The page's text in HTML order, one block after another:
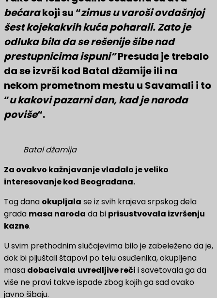
bećarakoji su “zimus u varoši ovdašnjoj
šest kojekakvih kuća poharali. Zato je
odluka bila da se rešenije šibe nad
prestupnicima ispuni”Presuda je trebalo
da se izvrši kod Batal džamije ili na
nekom prometnom mestu u Savamali i to
“u kakovi pazarni dan, kad je naroda
poviše“.
Batal džamija
Za ovakvo kažnjavanje vladalo je veliko
interesovanje kod Beograđana.
Tog dana okupljala se iz svih krajeva srpskog dela
grada masa naroda da bi prisustvovala izvršenju
kazne.
U svim prethodnim slučajevima bilo je zabeleženo da je,
dok bi pljuštali štapovi po telu osuđenika, okupljena
masa dobacivala uvredljive reči i savetovala ga da
više ne pravi takve ispade zbog kojih ga sad ovako
javno šibaju.